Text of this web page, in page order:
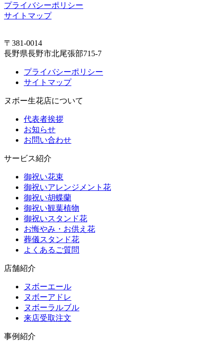
プライバシーポリシー
サイトマップ
〒381-0014
長野県長野市北尾張部715-7
プライバシーポリシー
サイトマップ
ヌボー生花店について
代表者挨拶
お知らせ
お問い合わせ
サービス紹介
御祝い花束
御祝いアレンジメント花
御祝い胡蝶蘭
御祝い観葉植物
御祝いスタンド花
お悔やみ・お供え花
葬儀スタンド花
よくあるご質問
店舗紹介
ヌボーエール
ヌボーアドレ
ヌボーラルブル
来店受取注文
事例紹介